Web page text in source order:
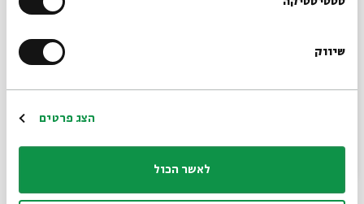
שיווק
הצג פרטים
לאשר הכול